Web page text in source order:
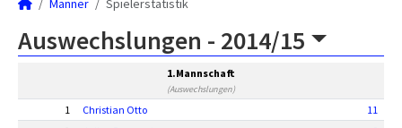
Männer Spielerstatistik
Auswechslungen - 2014/15
1.Mannschaft
(Auswechslungen)
1 Christian Otto
11